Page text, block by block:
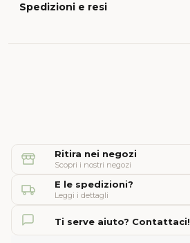
Spedizioni e resi
Ritira nei negozi
Scopri i nostri negozi
E le spedizioni?
Leggi i dettagli
Ti serve aiuto? Contattaci!